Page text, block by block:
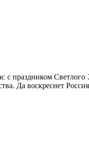
с праздником
Да воскреснет